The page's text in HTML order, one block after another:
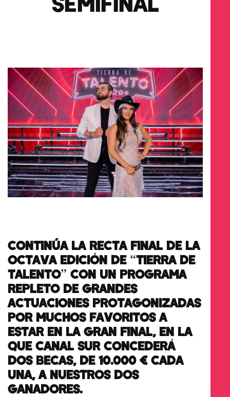
CONTINÚA LA RECTA FINAL DE LA
OCTAVA EDICIÓN DE “TIERRA DE
TALENTO” CON UN PROGRAMA
REPLETO DE GRANDES
ACTUACIONES PROTAGONIZADAS
POR MUCHOS FAVORITOS A
ESTAR EN LA GRAN FINAL, EN LA
QUE CANAL SUR CONCEDERÁ
DOS BECAS, DE 10.000 € CADA
UNA, A NUESTROS DOS
GANADORES.